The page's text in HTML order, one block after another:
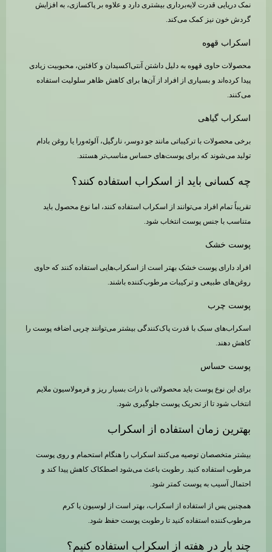
نمک دریایی قدرت لایه‌برداری بیشتری دارد و علاوه بر پاکسازی، به افزایش
گردش خون نیز کمک می‌کند.
اسکراب قهوه
محصولات حاوی قهوه به دلیل داشتن آنتی‌اکسیدان و کافئین، محبوبیت زیادی
پیدا کرده‌اند و بسیاری از افراد از آن‌ها برای کاهش ظاهر سلولیت استفاده
می‌کنند.
اسکراب گیاهی
برخی محصولات با ترکیباتی مانند جو دوسر، نارگیل، آلوئه‌ورا یا روغن بادام
تولید می‌شوند که برای پوست‌های حساس مناسب‌تر هستند.
چه کسانی باید از اسکراب استفاده کنند؟
تقریباً تمام افراد می‌توانند از اسکراب استفاده کنند، اما نوع محصول باید
متناسب با جنس پوست انتخاب شود.
پوست خشک
افراد دارای پوست خشک بهتر است از اسکراب‌هایی استفاده کنند که حاوی
روغن‌های طبیعی و ترکیبات مرطوب‌کننده باشند.
پوست چرب
اسکراب‌های سبک با قدرت پاک‌کنندگی بیشتر می‌توانند چربی اضافه پوست را
کاهش دهند.
پوست حساس
برای این نوع پوست باید محصولاتی با ذرات بسیار ریز و فرمولاسیون ملایم
انتخاب شود تا از تحریک پوست جلوگیری شود.
بهترین زمان استفاده از اسکراب
بیشتر متخصصان توصیه می‌کنند اسکراب را هنگام استحمام و روی پوست
مرطوب استفاده کنید. رطوبت باعث می‌شود اصطکاک کاهش پیدا کند و
احتمال آسیب به پوست کمتر شود.
همچنین پس از استفاده از اسکراب، بهتر است از لوسیون یا کرم
مرطوب‌کننده استفاده کنید تا رطوبت پوست حفظ شود.
چند بار در هفته از اسکراب استفاده کنیم؟